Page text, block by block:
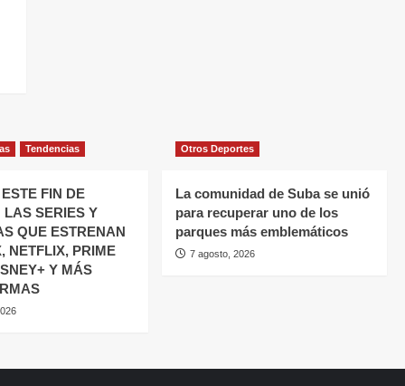
Tendencias
FIN DE
SERIES Y
QUE ESTRENAN
NETFLIX, PRIME
Y MÁS
Otros Deportes
La comunidad de Suba se unió
para recuperar uno de los
parques más emblemáticos
7 agosto, 2026